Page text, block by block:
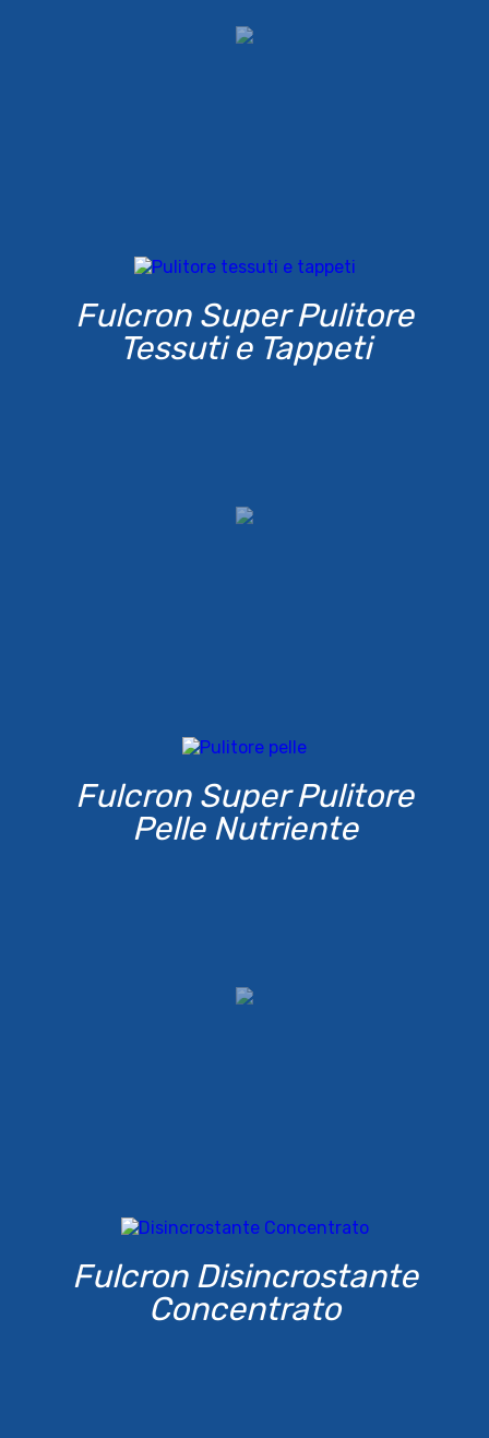
Fulcron Super Pulitore
Tessuti e Tappeti
Fulcron Super Pulitore
Pelle Nutriente
Fulcron Disincrostante
Concentrato